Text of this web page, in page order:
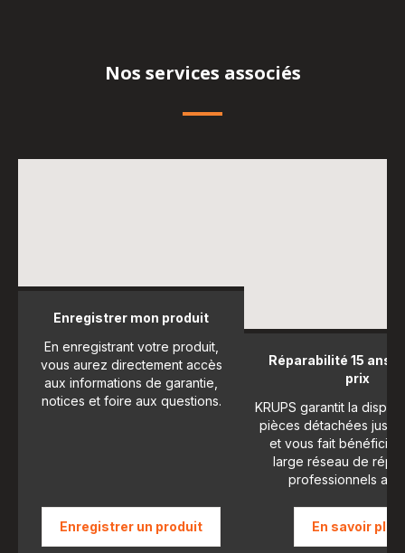
Nos services associés
Enregistrer mon produit
En enregistrant votre produit,
vous aurez directement accès
aux informations de garantie,
notices et foire aux questions.
Enregistrer un produit
Réparabilité 15 ans
prix
KRUPS garantit la
pièces détachées
et vous fait bénéficier
large réseau de
professionnels
En savoir plus